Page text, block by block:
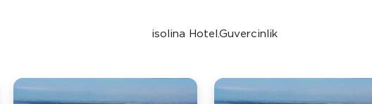
isolina Hotel.Guvercinlik